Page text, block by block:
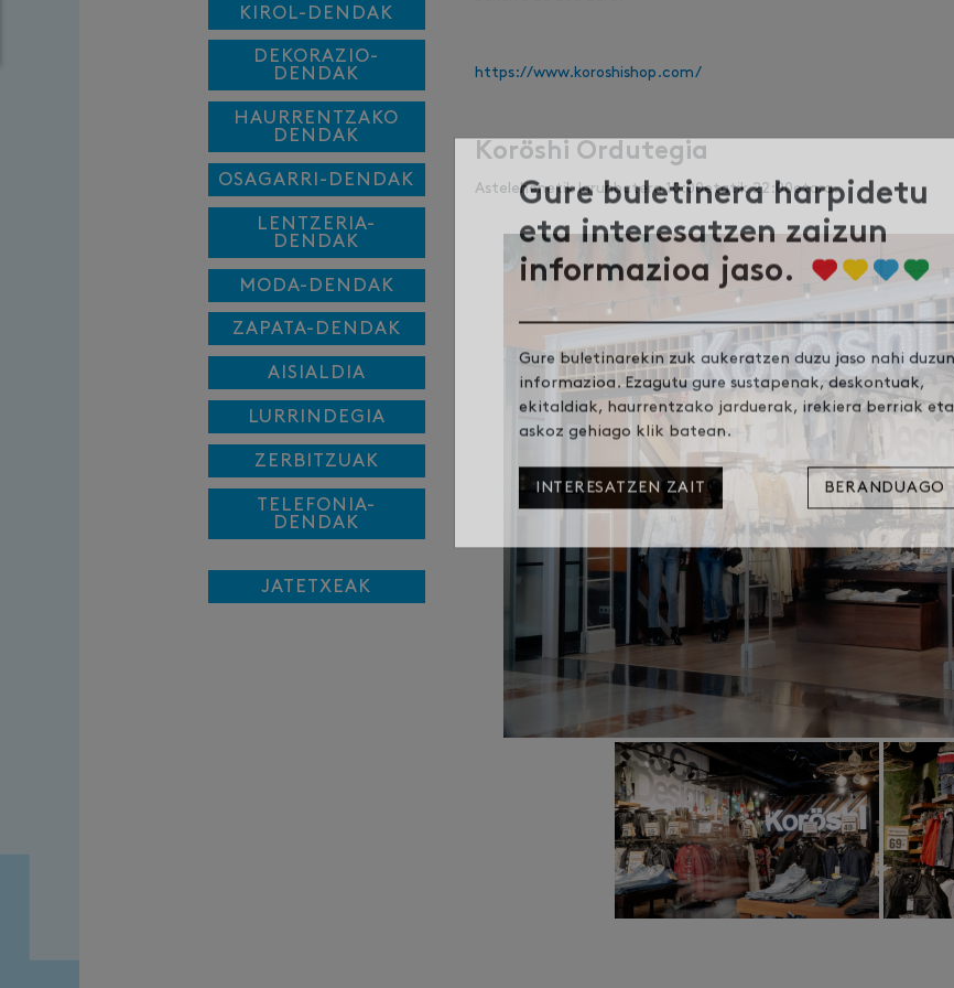
KIROL-DENDAK
DEKORAZIO-
DENDAK
HAURRENTZAKO
DENDAK
OSAGARRI-DENDAK
LENTZERIA-
DENDAK
MODA-DENDAK
ZAPATA-DENDAK
AISIALDIA
LURRINDEGIA
ZERBITZUAK
TELEFONIA-
DENDAK
JATETXEAK
https://www.koroshishop.com/
Koröshi Ordutegia
Astelehenetik larunbatera 10:00etatik 22:00etara.
Gure buletinera harpidetu
eta interesatzen zaizun
informazioa jaso.
Gure buletinarekin zuk aukeratzen duzu jaso nahi duzun
informazioa. Ezagutu gure sustapenak, deskontuak,
ekitaldiak, haurrentzako jarduerak, irekiera berriak eta
askoz gehiago klik batean.
INTERESATZEN ZAIT BERANDUAGO